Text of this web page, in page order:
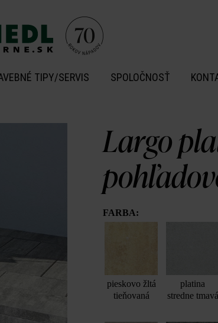
TIPY/SERVIS SPOLOČNOSŤ
Largo
FARBA:
pieskovo žltá
tieňovaná
platina
stredne tmavá